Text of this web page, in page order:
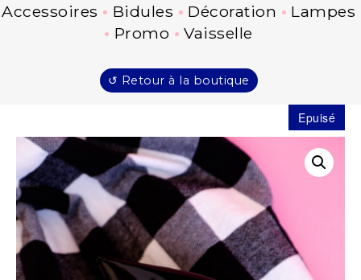
Accessoires Bidules Décoration
Lampes
Promo
Vaisselle
↺ Retour à la boutique
Epuisé